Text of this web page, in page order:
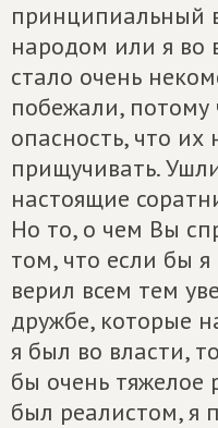
принципиальный
народом или я во
стало очень
побежали, потому
опасность, что
прищучивать.
настоящие
Но то, о чем Вы
том, что если бы
верил всем тем
дружбе, которые
я был во власти,
бы очень тяжелое
был реалистом, я